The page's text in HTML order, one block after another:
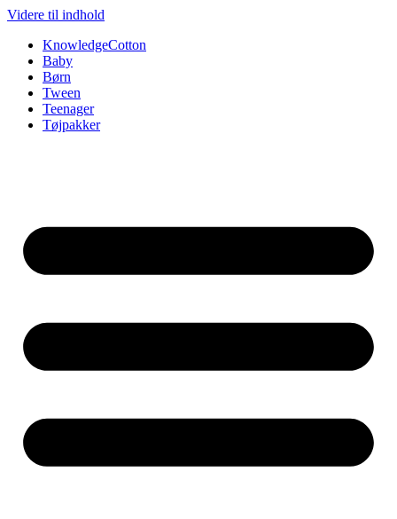
Videre til indhold
KnowledgeCotton
Baby
Børn
Tween
Teenager
Tøjpakker